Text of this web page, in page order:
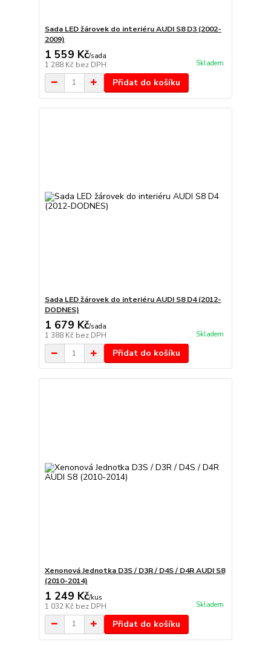
Sada LED žárovek do interiéru AUDI S8 D3 (2002-
2009)
1 559 Kč/sada
1 288 Kč bez DPH Skladem
Přidat do košíku
Sada LED žárovek do interiéru AUDI S8 D4 (2012-
DODNES)
1 679 Kč/sada
1 388 Kč bez DPH Skladem
Přidat do košíku
Xenonová Jednotka D3S / D3R / D4S / D4R AUDI S8
(2010-2014)
1 249 Kč/kus
1 032 Kč bez DPH Skladem
Přidat do košíku